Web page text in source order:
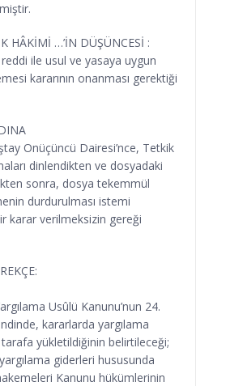
HÂKİMİ …’İN DÜŞÜNCESİ :
ile usul ve yasaya uygun
kararının onanması gerektiği
Onüçüncü Dairesi’nce, Tetkik
dinlendikten ve dosyadaki
sonra, dosya tekemmül
durdurulması istemi
karar verilmeksizin gereği
Usûlü Kanunu’nun 24.
kararlarda yargılama
yükletildiğinin belirtileceği;
giderleri hususunda
Kanunu hükümlerinin